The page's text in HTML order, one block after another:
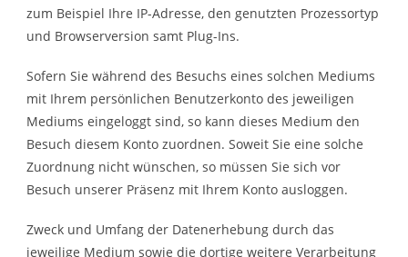
zum Beispiel Ihre IP-Adresse, den genutzten Prozessortyp
und Browserversion samt Plug-Ins.
Sofern Sie während des Besuchs eines solchen Mediums
mit Ihrem persönlichen Benutzerkonto des jeweiligen
Mediums eingeloggt sind, so kann dieses Medium den
Besuch diesem Konto zuordnen. Soweit Sie eine solche
Zuordnung nicht wünschen, so müssen Sie sich vor
Besuch unserer Präsenz mit Ihrem Konto ausloggen.
Zweck und Umfang der Datenerhebung durch das
jeweilige Medium sowie die dortige weitere Verarbeitung